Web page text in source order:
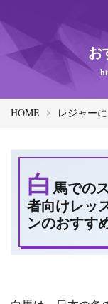
お
HOME レジャー
白 馬での
者向けレッ
ンのおすす